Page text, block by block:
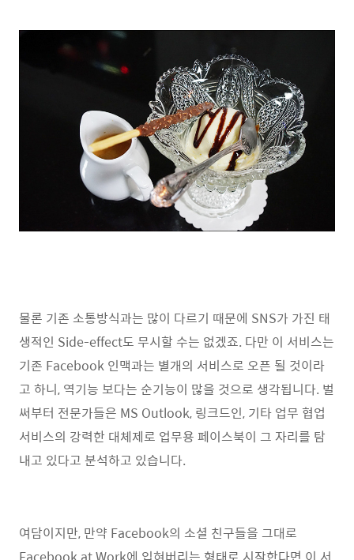
물론 기존 소통방식과는 많이 다르기 때문에 SNS가 가진 태
생적인 Side-effect도 무시할 수는 없겠죠. 다만 이 서비스는
기존 Facebook 인맥과는 별개의 서비스로 오픈 될 것이라
고 하니, 역기능 보다는 순기능이 많을 것으로 생각됩니다. 벌
써부터 전문가들은 MS Outlook, 링크드인, 기타 업무 협업
서비스의 강력한 대체제로 업무용 페이스북이 그 자리를 탐
내고 있다고 분석하고 있습니다.
여담이지만, 만약 Facebook의 소셜 친구들을 그대로